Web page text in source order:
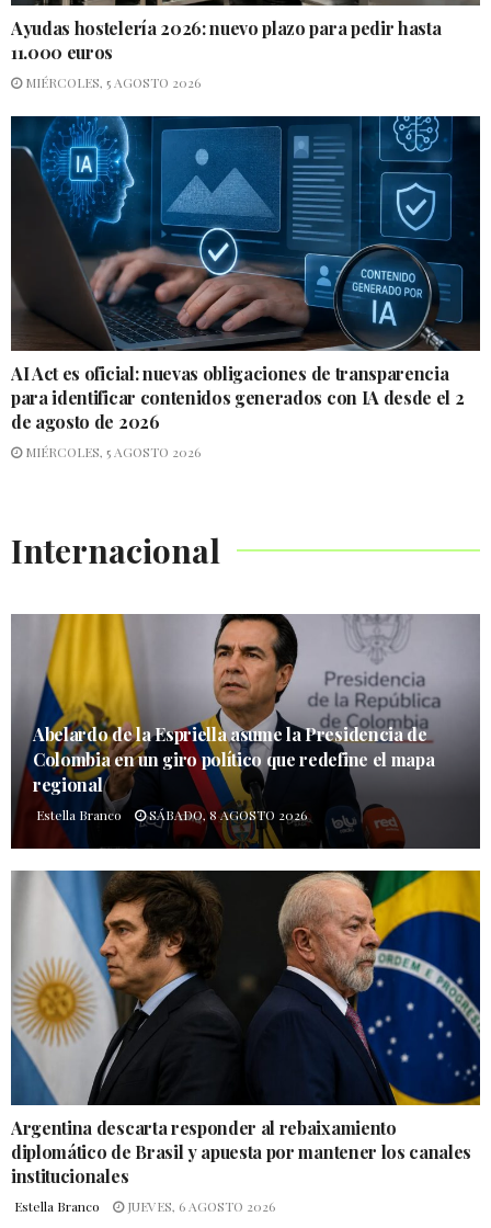
Ayudas hostelería 2026: nuevo plazo para pedir hasta
11.000 euros
MIÉRCOLES, 5 AGOSTO 2026
AI Act es oficial: nuevas obligaciones de transparencia
para identificar contenidos generados con IA desde el 2
de agosto de 2026
MIÉRCOLES, 5 AGOSTO 2026
Internacional
Abelardo de la Espriella asume la Presidencia de
Colombia en un giro político que redefine el mapa
regional
Estella Branco SÁBADO, 8 AGOSTO 2026
Argentina descarta responder al rebaixamiento
diplomático de Brasil y apuesta por mantener los canales
institucionales
Estella Branco JUEVES, 6 AGOSTO 2026